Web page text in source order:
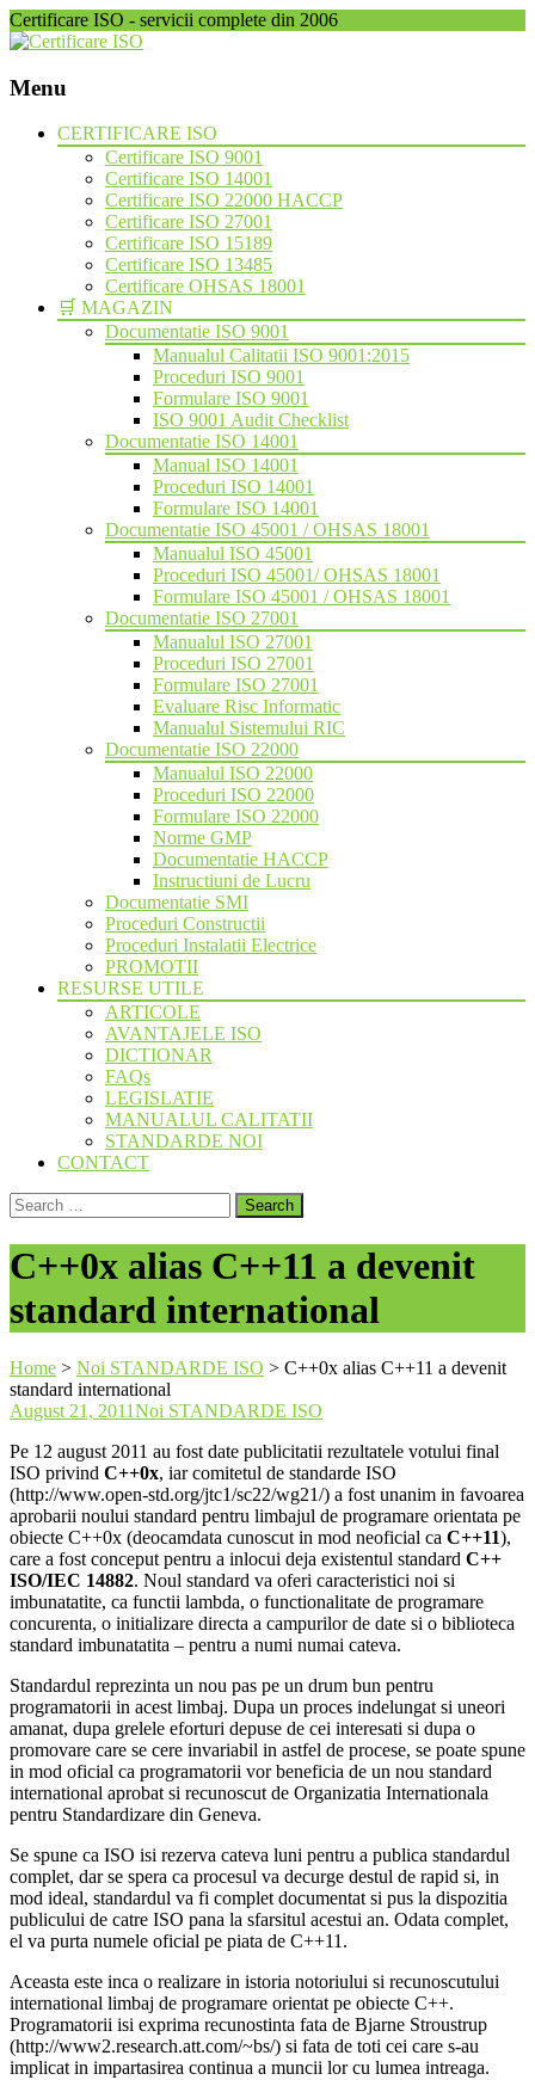
Certificare ISO - servicii complete din 2006
Menu
Skip
CERTIFICARE ISO
Certificare ISO 9001
Certificare ISO 14001
Certificare ISO 22000 HACCP
Certificare ISO 27001
Certificare ISO 15189
Certificare ISO 13485
Certificare OHSAS 18001
🛒 MAGAZIN
Documentatie ISO 9001
Manualul Calitatii ISO 9001:2015
Proceduri ISO 9001
Formulare ISO 9001
ISO 9001 Audit Checklist
Documentatie ISO 14001
Manual ISO 14001
Proceduri ISO 14001
Formulare ISO 14001
Documentatie ISO 45001 / OHSAS 18001
Manualul ISO 45001
Proceduri ISO 45001/ OHSAS 18001
Formulare ISO 45001 / OHSAS 18001
Documentatie ISO 27001
Manualul ISO 27001
Proceduri ISO 27001
Formulare ISO 27001
Evaluare Risc Informatic
Manualul Sistemului RIC
Documentatie ISO 22000
Manualul ISO 22000
Proceduri ISO 22000
Formulare ISO 22000
Norme GMP
Documentatie HACCP
Instructiuni de Lucru
Documentatie SMI
Proceduri Constructii
Proceduri Instalatii Electrice
PROMOTII
RESURSE UTILE
ARTICOLE
AVANTAJELE ISO
DICTIONAR
FAQs
LEGISLATIE
MANUALUL CALITATII
STANDARDE NOI
CONTACT
Search
for:
C++0x alias C++11 a devenit
standard international
Home > Noi STANDARDE ISO > C++0x alias C++11 a devenit
standard international
August 21, 2011Noi STANDARDE ISO
Pe 12 august 2011 au fost date publicitatii rezultatele votului final
ISO privind C++0x, iar comitetul de standarde ISO
(http://www.open-std.org/jtc1/sc22/wg21/) a fost unanim in favoarea
aprobarii noului standard pentru limbajul de programare orientata pe
obiecte C++0x (deocamdata cunoscut in mod neoficial ca C++11),
care a fost conceput pentru a inlocui deja existentul standard C++
ISO/IEC 14882. Noul standard va oferi caracteristici noi si
imbunatatite, ca functii lambda, o functionalitate de programare
concurenta, o initializare directa a campurilor de date si o biblioteca
standard imbunatatita – pentru a numi numai cateva.
Standardul reprezinta un nou pas pe un drum bun pentru
programatorii in acest limbaj. Dupa un proces indelungat si uneori
amanat, dupa grelele eforturi depuse de cei interesati si dupa o
promovare care se cere invariabil in astfel de procese, se poate spune
in mod oficial ca programatorii vor beneficia de un nou standard
international aprobat si recunoscut de Organizatia Internationala
pentru Standardizare din Geneva.
Se spune ca ISO isi rezerva cateva luni pentru a publica standardul
complet, dar se spera ca procesul va decurge destul de rapid si, in
mod ideal, standardul va fi complet documentat si pus la dispozitia
publicului de catre ISO pana la sfarsitul acestui an. Odata complet,
el va purta numele oficial pe piata de C++11.
Aceasta este inca o realizare in istoria notoriului si recunoscutului
international limbaj de programare orientat pe obiecte C++.
Programatorii isi exprima recunostinta fata de Bjarne Stroustrup
(http://www2.research.att.com/~bs/) si fata de toti cei care s-au
implicat in impartasirea continua a muncii lor cu lumea intreaga.